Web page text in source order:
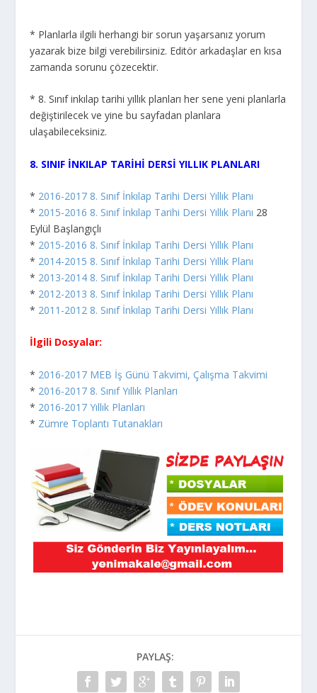
* Planlarla ilgili herhangi bir sorun yaşarsanız yorum
yazarak bize bilgi verebilirsiniz. Editör arkadaşlar en kısa
zamanda sorunu çözecektir.
* 8. Sınıf inkılap tarihi yıllık planları her sene yeni planlarla
değiştirilecek ve yine bu sayfadan planlara
ulaşabileceksiniz.
8. SINIF İNKILAP TARİHİ DERSİ YILLIK PLANLARI
* 2016-2017 8. Sınıf İnkılap Tarihi Dersi Yıllık Planı
* 2015-2016 8. Sınıf İnkılap Tarihi Dersi Yıllık Planı 28
Eylül Başlangıçlı
* 2015-2016 8. Sınıf İnkılap Tarihi Dersi Yıllık Planı
* 2014-2015 8. Sınıf İnkılap Tarihi Dersi Yıllık Planı
* 2013-2014 8. Sınıf İnkılap Tarihi Dersi Yıllık Planı
* 2012-2013 8. Sınıf İnkılap Tarihi Dersi Yıllık Planı
* 2011-2012 8. Sınıf İnkılap Tarihi Dersi Yıllık Planı
İlgili Dosyalar:
* 2016-2017 MEB İş Günü Takvimi, Çalışma Takvimi
* 2016-2017 8. Sınıf Yıllık Planları
* 2016-2017 Yıllık Planları
* Zümre Toplantı Tutanakları
PAYLAŞ: